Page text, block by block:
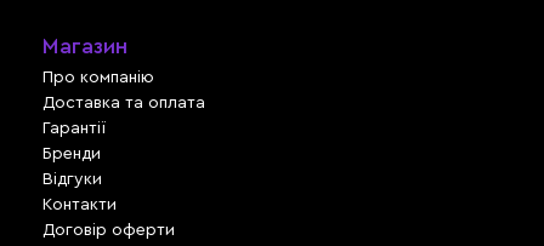
Магазин
Про компанію
Доставка та оплата
Гарантії
Бренди
Відгуки
Контакти
Договір оферти